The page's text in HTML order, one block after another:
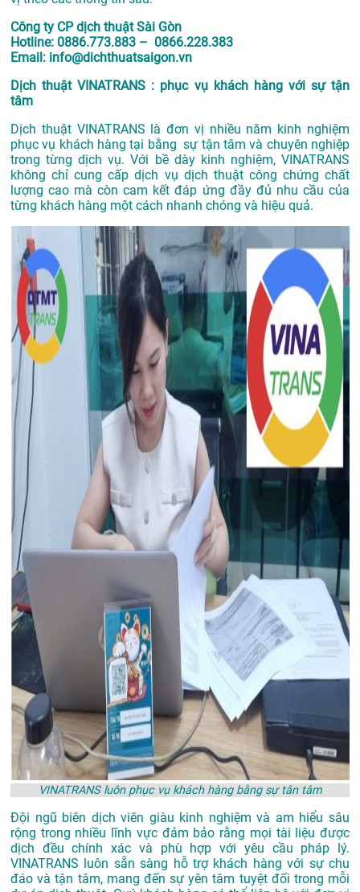
Công ty CP dịch thuật Sài Gòn
Hotline: 0886.773.883 – 0866.228.383
Email: info@dichthuatsaigon.vn
Dịch thuật VINATRANS : phục vụ khách hàng với sự tận
tâm
Dịch thuật VINATRANS là đơn vị nhiều năm kinh nghiệm
phục vụ khách hàng tại bằng sự tận tâm và chuyên nghiệp
trong từng dịch vụ. Với bề dày kinh nghiệm, VINATRANS
không chỉ cung cấp dịch vụ dịch thuật công chứng chất
lượng cao mà còn cam kết đáp ứng đầy đủ nhu cầu của
từng khách hàng một cách nhanh chóng và hiệu quả.
VINATRANS luôn phục vụ khách hàng bằng sự tân tâm
Đội ngũ biên dịch viên giàu kinh nghiệm và am hiểu sâu
rộng trong nhiều lĩnh vực đảm bảo rằng mọi tài liệu được
dịch đều chính xác và phù hợp với yêu cầu pháp lý.
VINATRANS luôn sẵn sàng hỗ trợ khách hàng với sự chu
đáo và tận tâm, mang đến sự yên tâm tuyệt đối trong mỗi